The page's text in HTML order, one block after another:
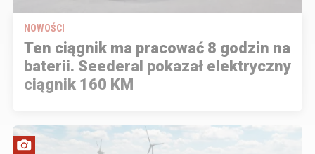
NOWOŚCI
Ten ciągnik ma pracować 8 godzin na
baterii. Seederal pokazał elektryczny
ciągnik 160 KM